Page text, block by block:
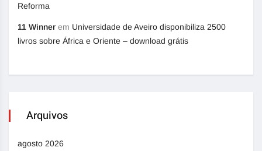
Reforma
11 Winner em Universidade de Aveiro disponibiliza 2500
livros sobre África e Oriente – download grátis
Arquivos
agosto 2026